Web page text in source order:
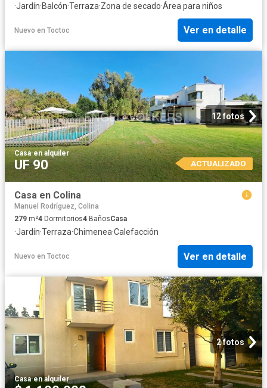
·Jardín·Balcón·Terraza·Zona de secado·Área para niños
Nuevo en Toctoc Ver en detalle
12 fotos
Casa·en alquiler
UF 90 ACTUALIZADO
Casa en Colina
Manuel Rodríguez, Colina
279 m²4 Dormitorios4 BañosCasa
·Jardín·Terraza·Chimenea·Calefacción
Nuevo en Toctoc Ver en detalle
2 fotos
Casa·en alquiler